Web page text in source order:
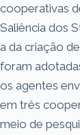
cooperativas
Saliência dos
a da criação
foram
os agentes
em três
meio de